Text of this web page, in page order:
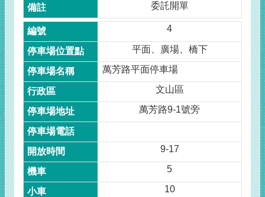
委託開單
4
平面、廣場、橋下
萬芳路平面停車場
文山區
萬芳路9-1號旁
9-17
5
10